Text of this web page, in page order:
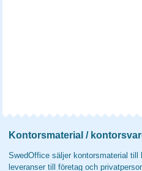
Kontorsmaterial /
SwedOffice säljer kontorsmaterial till
leveranser till företag och